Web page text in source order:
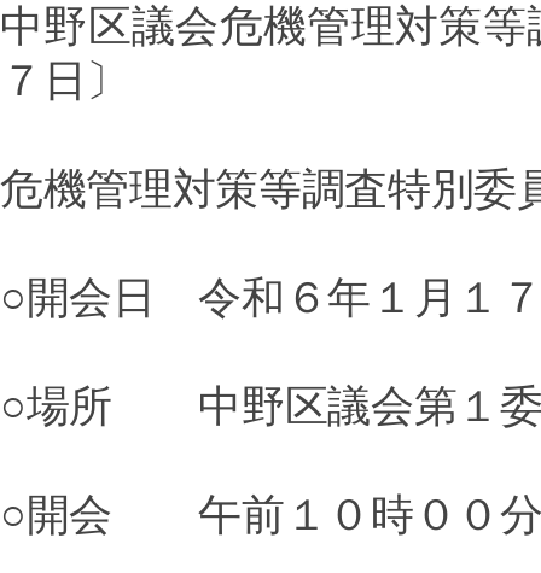
中野区議会危機管理対策等
７日〕
危機管理対策等調査特別委
○開会日 令和６年１月１
○場所 中野区議会第１委
○開会 午前１０時００